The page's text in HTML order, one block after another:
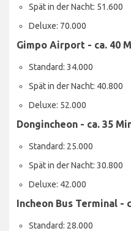
Spät in der Nacht: 51.600
Deluxe: 70.000
Gimpo Airport - ca. 40
Standard: 34.000
Spät in der Nacht: 40.800
Deluxe: 52.000
Dongincheon - ca. 35
Standard: 25.000
Spät in der Nacht: 30.800
Deluxe: 42.000
Incheon Bus Terminal -
Standard: 28.000